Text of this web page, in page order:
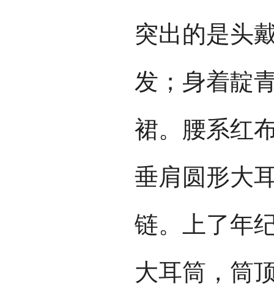
突出的是头
发；身着靛
裙。腰系红
垂肩圆形大
链。上了年
大耳筒，筒